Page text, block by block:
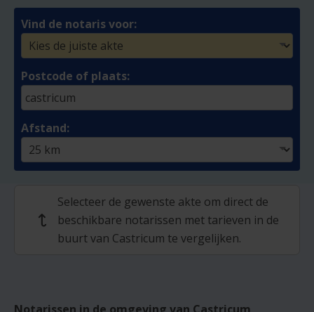
Vind de notaris voor:
Postcode of plaats:
Afstand:
↩
Selecteer de gewenste akte om direct de
beschikbare notarissen met tarieven in de
buurt van Castricum te vergelijken.